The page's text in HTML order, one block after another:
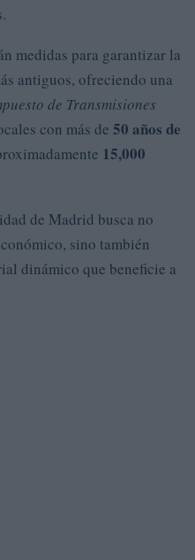
medidas para garantizar la
antiguos, ofreciendo una
de Transmisiones
con más de 50 años de
15,000
de Madrid busca no
sino también
dinámico que beneficie a